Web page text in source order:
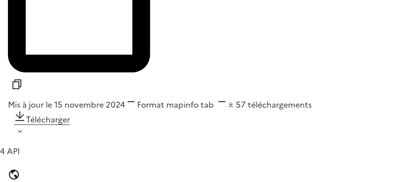
Mis à jour le 15 novembre 2024 Format mapinfo tab 57 téléchargements
Télécharger
4 API